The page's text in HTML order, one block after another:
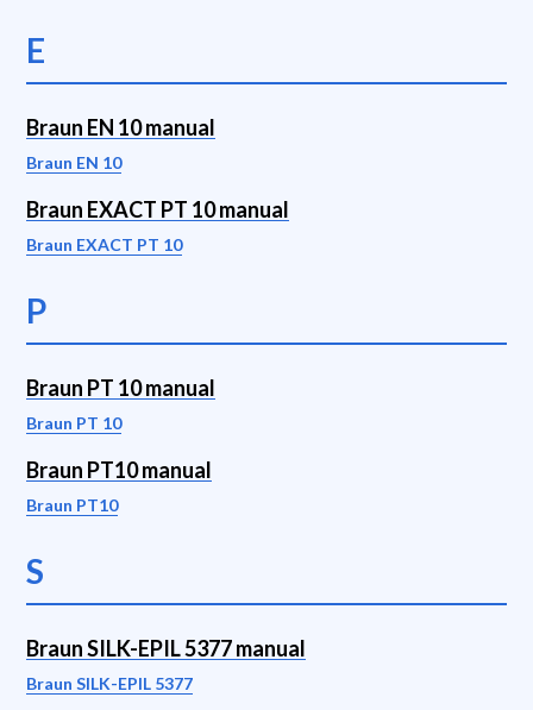
E
Braun EN 10 manual
Braun EN 10
Braun EXACT PT 10 manual
Braun EXACT PT 10
P
Braun PT 10 manual
Braun PT 10
Braun PT10 manual
Braun PT10
S
Braun SILK-EPIL 5377 manual
Braun SILK-EPIL 5377